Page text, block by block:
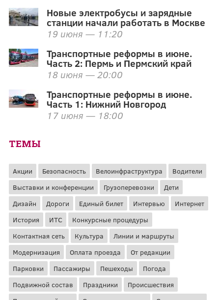
Новые электробусы и зарядные
станции начали работать в Москве
19 июня — 11:20
Транспортные реформы в июне.
Часть 2: Пермь и Пермский край
18 июня — 20:00
Транспортные реформы в июне.
Часть 1: Нижний Новгород
17 июня — 18:00
ТЕМЫ
Акции Безопасность Велоинфраструктура
Водители
Выставки и конференции
Грузоперевозки
Дети
Дизайн
Дороги Единый билет Интервью
Интернет
История
ИТС
Конкурсные процедуры
Контактная сеть
Культура
Линии и маршруты
Модернизация
Оплата проезда
От редакции
Парковки
Пассажиры Пешеходы
Погода
Подвижной состав
Праздники
Происшествия